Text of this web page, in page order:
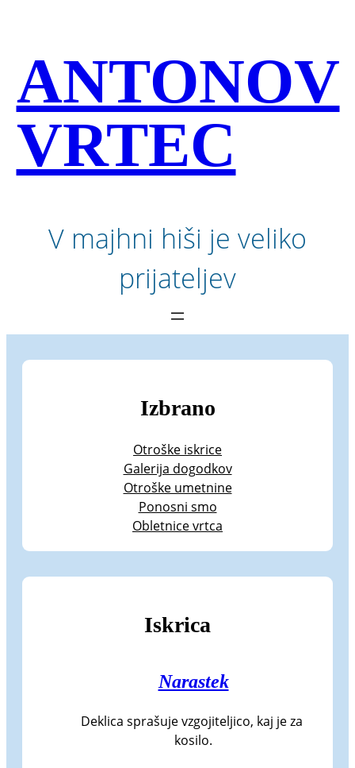
ANTONOV
VRTEC
V majhni hiši je veliko
prijateljev
Izbrano
Otroške iskrice
Galerija dogodkov
Otroške umetnine
Ponosni smo
Obletnice vrtca
Iskrica
Narastek
Deklica sprašuje vzgojiteljico, kaj je za
kosilo.